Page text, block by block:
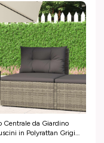
Centrale da Giardino
in Polyrattan Grigio